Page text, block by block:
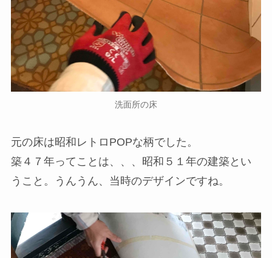
洗面所の床
元の床は昭和レトロPOPな柄でした。
築４７年ってことは、、、昭和５１年の建築とい
うこと。うんうん、当時のデザインですね。